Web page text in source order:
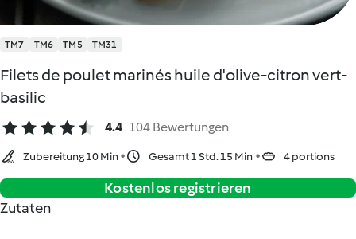
TM7 TM6 TM5 TM31
Filets de poulet marinés huile d'olive-citron vert-
basilic
4.4 104 Bewertungen
Zubereitung 10 Min Gesamt 1 Std. 15 Min 4 portions
Kostenlos registrieren
Zutaten